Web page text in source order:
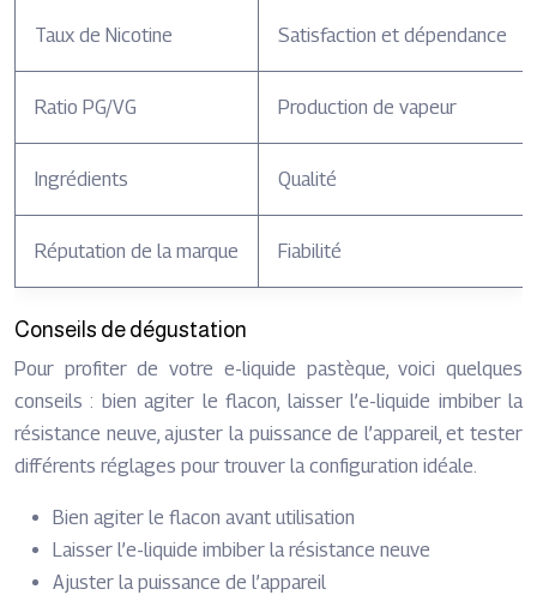
Taux de Nicotine Satisfaction et dépendance
Ratio PG/VG Production de vapeur
Ingrédients Qualité
Réputation de la marque Fiabilité
Conseils de dégustation
Pour profiter de votre e-liquide pastèque, voici quelques
conseils : bien agiter le flacon, laisser l’e-liquide imbiber la
résistance neuve, ajuster la puissance de l’appareil, et tester
différents réglages pour trouver la configuration idéale.
Bien agiter le flacon avant utilisation
Laisser l’e-liquide imbiber la résistance neuve
Ajuster la puissance de l’appareil